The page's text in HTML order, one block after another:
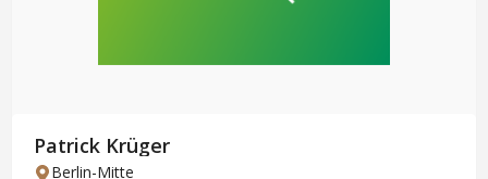
Patrick Krüger
Berlin-Mitte